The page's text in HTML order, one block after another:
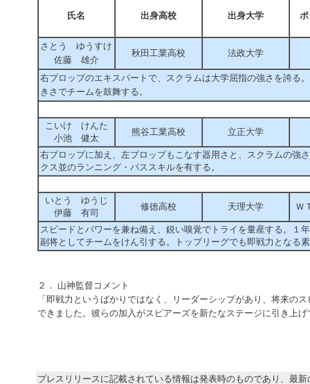
氏名 出身高校 出身大学
さとう ゆうすけ
佐藤 雄介
秋田工業高校 法政大学
右プロップのエキスパートで、スクラムは大学屈指の強さを誇る
きさでチームを鼓舞する。
こいけ けんた
小池 健太
熊谷工業高校 立正大学
右プロップに加え、左プロップもこなす器用さと、スクラムの強
クス並のランニング・パススキルを有する。
いとう ゆうじ
伊藤 有司
修徳高校 天理大学 Ｗ
スピードとパワーを兼ね備え、鋭い嗅覚でトライを量産する。１
副将としてチームをけん引する。トップリーグでも即戦力となる
２． 山神監督コメント
「即戦力というばかりではなく、リーダーシップがあり、将来の
できました。彼らの加入がスピアーズを新たなステージに引き上
プレスリリースに記載されている情報は発表時のものであり、最